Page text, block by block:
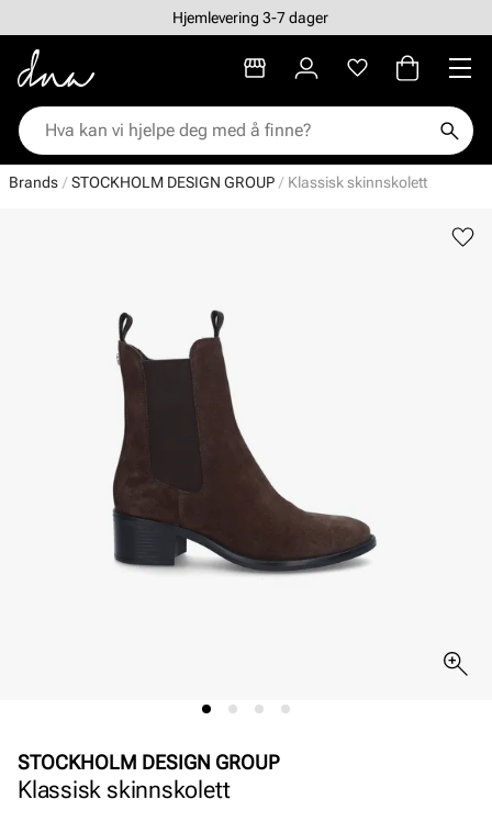
Hjemlevering 3-7 dager
Brands STOCKHOLM DESIGN GROUP Klassisk skinnskolett
STOCKHOLM DESIGN GROUP
Klassisk skinnskolett